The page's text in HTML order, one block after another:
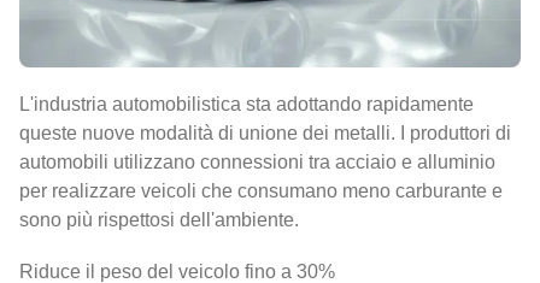
L'industria automobilistica sta adottando rapidamente
queste nuove modalità di unione dei metalli. I produttori di
automobili utilizzano connessioni tra acciaio e alluminio
per realizzare veicoli che consumano meno carburante e
sono più rispettosi dell'ambiente.
Riduce il peso del veicolo fino a 30%